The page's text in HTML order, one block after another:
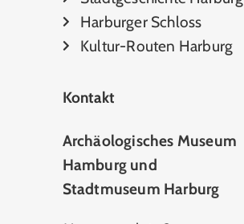
Harburger Schloss
Kultur-Routen Harburg
Kontakt
Archäologisches Museum
Hamburg und
Stadtmuseum Harburg